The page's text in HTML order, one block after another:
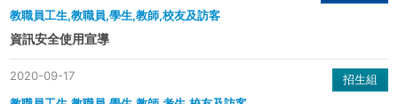
教職員工生,教職員,學生,教師,校友及訪客
資訊安全使用宣導
招生組
2020-09-17